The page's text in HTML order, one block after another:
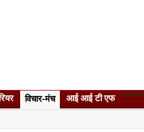
विचार-मंच आई आई टी एफ हसी/मज़ा